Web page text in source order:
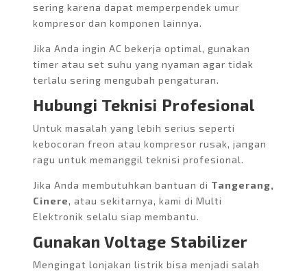
sering karena dapat memperpendek umur
kompresor dan komponen lainnya.
Jika Anda ingin AC bekerja optimal, gunakan
timer atau set suhu yang nyaman agar tidak
terlalu sering mengubah pengaturan.
Hubungi Teknisi Profesional
Untuk masalah yang lebih serius seperti
kebocoran freon atau kompresor rusak, jangan
ragu untuk memanggil teknisi profesional.
Jika Anda membutuhkan bantuan di Tangerang,
Cinere, atau sekitarnya, kami di Multi
Elektronik selalu siap membantu.
Gunakan Voltage Stabilizer
Mengingat lonjakan listrik bisa menjadi salah